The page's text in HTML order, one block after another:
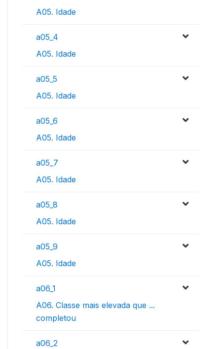
A05. Idade
a05_4
A05. Idade
a05_5
A05. Idade
a05_6
A05. Idade
a05_7
A05. Idade
a05_8
A05. Idade
a05_9
A05. Idade
a06_1
A06. Classe mais elevada que ...
completou
a06_2